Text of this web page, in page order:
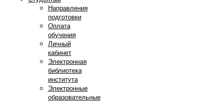
Направления
подготовки
Оплата
обучения
Личный
кабинет
Электронная
библиотека
института
Электронные
образовательные